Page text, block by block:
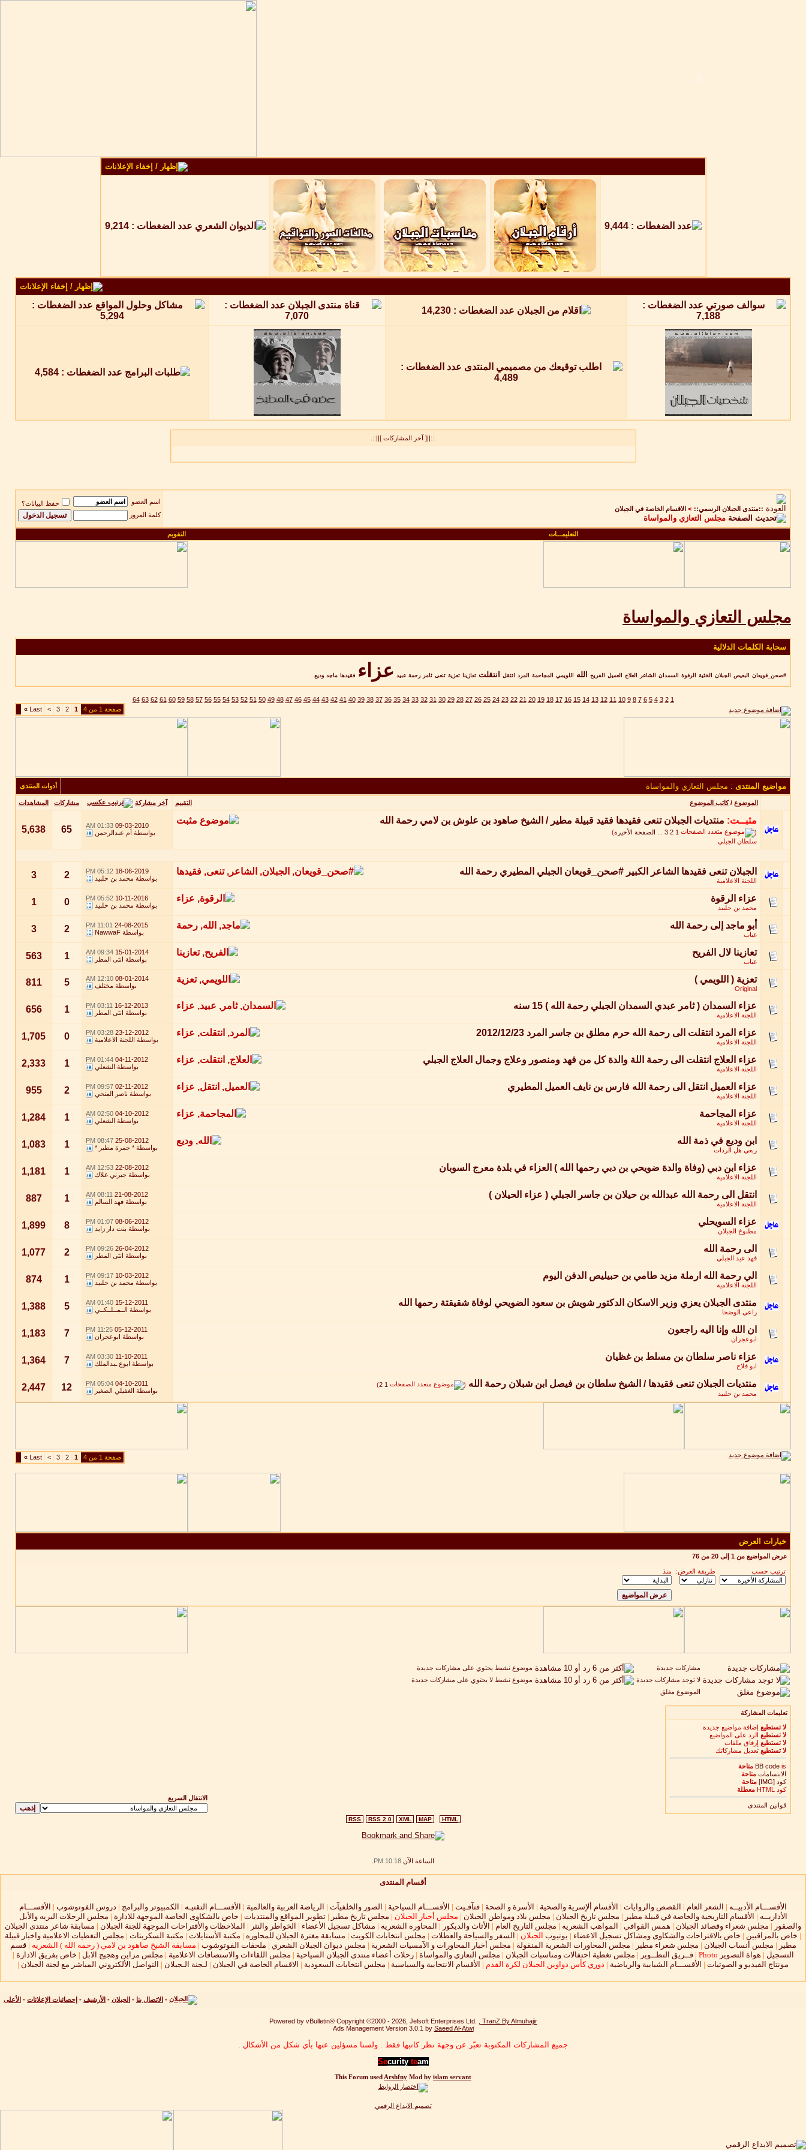
.::||[ آخر المشاركات ]||::.
::منتدى الجبلان الرسمي:: > الاقسام الخاصة في الجبلان
مجلس التعازي والمواساة
اسم العضو
حفظ البيانات؟
كلمة المرور
التعليمـــات التقويم
مجلس التعازي والمواساة
سحابة الكلمات الدلالية
#صحن_قويعان البعيص الجبلان الخثية الرقوة السمدان الشاعر العلاج العميل الفريح الله اللويمي المجاحمة المرد انتقل انتقلت تعازينا تعزية تنعى ثامر رحمة عبيد عزاء فقيدها ماجد وديع
1
2
3
4
5
6
7
8
9
10
11
12
13
14
15
16
17
18
19
20
21
22
23
24
25
26
27
28
29
30
31
32
33
34
35
36
37
38
39
40
41
42
43
44
45
46
47
48
49
50
51
52
53
54
55
56
57
58
59
60
61
62
63
64
صفحة 1 من 4
1
2
3
>
Last
»
مواضيع المنتدى : مجلس التعازي والمواساة أدوات المنتدى
التقييم الموضوع /كاتب الموضوع آخر مشاركة مشاركات المشاهدات
مثبــت: منتديات الجبلان تنعى فقيدها فقيد قبيلة مطير / الشيخ صاهود بن علوش بن لامي رحمة الله
(
1
2
3 الصفحة الأخيرة)
سلطان الجبلي
09-03-2010
01:33 AM
بواسطة أم عبدالرحمن 65
5,638
الجبلان تنعى فقيدها الشاعر الكبير #صحن_قويعان الجبلي المطيري رحمة الله
اللجنة الاعلامية
18-06-2019
05:12 PM
بواسطة محمد بن حلبيد 2
3
عزاء الرقوة
محمد بن حلبيد
10-11-2016
05:52 PM
بواسطة محمد بن حلبيد 0
1
أبو ماجد إلى رحمة الله
غياب
24-08-2015
11:01 PM
بواسطة NawwaF
2
3
تعازينا لال الفريح
غياب
15-01-2014
09:34 AM
بواسطة انثى المطر 1
563
تعزية ( اللويمي )
Original
08-01-2014
12:10 AM
بواسطة مختلف 5
811
عزاء السمدان ( ثامر عبدي السمدان الجبلي رحمة الله ) 15 سنه
اللجنة الاعلامية
16-12-2013
03:11 PM
بواسطة انثى المطر 1
656
عزاء المرد انتقلت الى رحمة الله حرم مطلق بن جاسر المرد 2012/12/23
اللجنة الاعلامية
23-12-2012
03:28 PM
بواسطة اللجنة الاعلامية 0
1,705
عزاء العلاج انتقلت الى رحمة اللة والدة كل من فهد ومنصور وعلاج وجمال العلاج الجبلي
اللجنة الاعلامية
04-11-2012
01:44 PM
بواسطة الشعلي 1
2,333
عزاء العميل انتقل الى رحمة الله فارس بن نايف العميل المطيري
اللجنة الاعلامية
02-11-2012
09:57 PM
بواسطة ناصر المنحي 2
955
عزاء المجاحمة
اللجنة الاعلامية
04-10-2012
02:50 AM
بواسطة الشعلي 1
1,284
ابن وديع في ذمة الله
ربعي هل الردات
25-08-2012
08:47 PM
بواسطة * جمرة مطير * 1
1,083
عزاء ابن دبي (وفاة والدة ضويحي بن دبي رحمها الله ) العزاء في بلدة معرج السوبان
اللجنة الاعلامية
22-08-2012
12:53 AM
بواسطة جبرني غلاك 1
1,181
انتقل الى رحمة الله عبدالله بن حيلان بن جاسر الجبلي ( عزاء الحيلان )
اللجنة الاعلامية
21-08-2012
08:11 AM
بواسطة فهد السالم 1
887
عزاء السويحلي
مطنوخ الجبلان
08-06-2012
01:07 PM
بواسطة بنت دار زايد 8
1,899
الى رحمة الله
فهد عيد الجبلي
26-04-2012
09:26 PM
بواسطة انثى المطر 2
1,077
الي رحمة الله ارملة مزيد طامي بن حبيليص الدفن اليوم
اللجنة الاعلامية
10-03-2012
09:17 PM
بواسطة محمد بن حلبيد 1
874
منتدى الجبلان يعزي وزير الاسكان الدكتور شويش بن سعود الضويحي لوفاة شقيقتة رحمها الله
راعي الوضحا
15-12-2011
01:40 AM
بواسطة الــمــلــكــي 5
1,388
ان الله وإنا اليه راجعون
ابوعجران
05-12-2011
11:25 PM
بواسطة ابوعجران 7
1,183
عزاء ناصر سلطان بن مسلط بن غظيان
ابو فلاح
11-10-2011
03:30 AM
بواسطة ابوع ـبدالملك 7
1,364
منتديات الجبلان تنعى فقيدها / الشيخ سلطان بن فيصل ابن شبلان رحمة الله (
1
2
)
محمد بن حلبيد
04-10-2011
05:04 PM
بواسطة الغفيلي الصغير 12
2,447
صفحة 1 من 4 1
2
3
>
Last
»
خيارات العرض
عرض المواضيع من 1 إلى 20 من 76
ترتيب حسب طريقة العرض: منذ
مشاركات جديدة
موضوع نشيط يحتوي على مشاركات جديدة
لا توجد مشاركات جديدة
موضوع نشيط لا يحتوي على مشاركات جديدة
الموضوع مغلق
تعليمات المشاركة
لا تستطيع إضافة مواضيع جديدة
لا تستطيع الرد على المواضيع
لا تستطيع إرفاق ملفات
لا تستطيع تعديل مشاركاتك
BB code is
متاحة
الابتسامات متاحة
كود [IMG]
متاحة
كود HTML
معطلة
قوانين المنتدى
الانتقال السريع
RSS RSS 2.0 XML MAP HTML
الساعة الآن 10:18 PM
أقسام المنتدى
الأقســـام الأدبيــه | الشعر العام | القصص والروايات | الأقسام ألإسرية والصحية | الأسرة و الصحة | فتآفـيت | الأقســـام السياحية | الصور والخلفيآت | الرياضة العربية والعالمية | الأقســـام التقنيـه | الكمبيوتر والبرامج | دروس الفوتوشوب | الأقســـام
الأداريــه | الأقسام التاريخية والخاصة في قبيلة مطير | مجلس تاريخ الجبلان | مجلس بلاد ومواطن الجبلان | مجلس أخبار الجبلان | مجلس تاريخ مطير |تطوير المواقع والمنتديات | خاص بالشكاوى الخاصة الموجهة للادارة | مجلس الرحلات البريه والأبل
والصقور | مجلس شعراء وقصائد الجبلان | همس القوافي | المواهب الشعريه | مجلس التاريخ العام | الأثاث والديكور | المحاوره الشعريه | مشاكل تسجيل الأعضاء | الخواطر والنثر | الملاحظات والأقتراحات الموجهة للجنة الجبلان | مسابقة شاعر منتدى الجبلان
| خاص بالمراقبين | خاص بالاقتراحات والشكاوى ومشاكل تسجيل الاعضاء | يوتيوب الجبلان | السفر والسياحة والعطلات | مجلس انتخابات الكويت | مسابقة مغترة الجبلان للمحاوره | مكتبة الأستايلات | مكتبة السكربتات | مجلس التغطيات الاعلامية واخبار قبيلة
مطير | مجلس أنساب الجبلان | مجلس شعراء مطير | مجلس المحاورات الشعرية المنقولة | مجلس أخبار المحاورات و الآمسيات الشعرية | مجلس ديوان الجبلان الشعري | ملحقات الفوتوشوب | مسابقة الشيخ صاهود بن لامي ( رحمه الله ) الشعريه |قسم
التسجيل | هواة التصوير Photo
|فــريق التطــوير | مجلس تغطية احتفالات ومناسبات الجبلان | مجلس التعازي والمواساة |رحلات أعضاء منتدى الجبلان السياحية | مجلس اللقاءات والاستضافات الاعلامية | مجلس مزاين وهجيج الابل | خاص بفريق الادارة |
مونتاج الفيديو و الصوتيات | الأقســـام الشبابية والرياضية | دوري كأس دواوين الجبلان لكرة القدم | الأقسام الانتخابية والسياسية | مجلس انتخابات السعودية | الاقسام الخاصة في الجبلان | لـجنة الـجبلان | التواصل الألكتروني المباشر مع لجنة الجبلان |
- الاتصال بنا - الجبلان - الأرشيف - إحصائيات الإعلانات - الأعلى
Powered by vBulletin® Copyright ©2000 - 2026, Jelsoft Enterprises Ltd. ,
TranZ By Almuhajir
Ads Management Version 3.0.1 by Saeed Al-Atwi
جميع المشاركات المكتوبة تعبّر عن وجهة نظر كاتبها فقط . ولسنا مسؤلين عنها بأي شكل من الأشكال .
Security team
This Forum usedArshfny Mod by islam servant
تصميم الابداع الرقمي